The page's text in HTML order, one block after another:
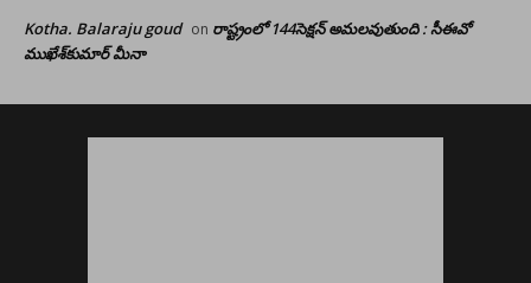
Kotha. Balaraju goud on రాష్ట్రంలో 144సెక్షన్ అమలవుతుంది : సీఈవో
ముఖేశ్‌కుమార్‌ మీనా